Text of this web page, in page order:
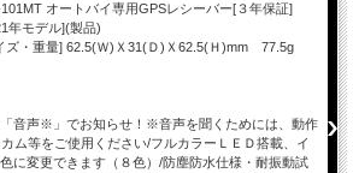
オートバイ専用GPSレシーバー[３年保証]
年モデル](製品)
ズ・重量] 62.5(Ｗ)Ｘ31(Ｄ)Ｘ62.5(Ｈ)mm 77.5g
音声※」でお知らせ！※音声を聞くためには、動作
ム等をご使用ください/フルカラーＬＥＤ搭載、イ
に変更できます（８色）/防塵防水仕様・耐振動試